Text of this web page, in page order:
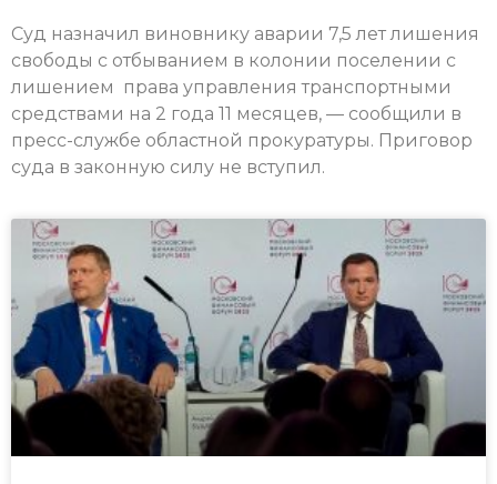
Суд назначил виновнику аварии 7,5 лет лишения
свободы с отбыванием в колонии поселении с
лишением права управления транспортными
средствами на 2 года 11 месяцев, — сообщили в
пресс-службе областной прокуратуры. Приговор
суда в законную силу не вступил.